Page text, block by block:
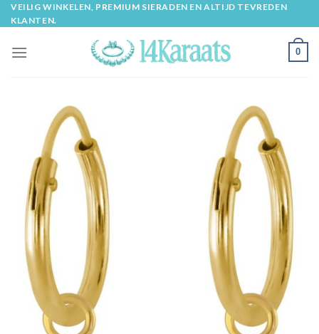
Skip
to
VEILIG WINKELEN, PREMIUM SIERADEN EN ALTIJD TEVREDEN
KLANTEN.
0